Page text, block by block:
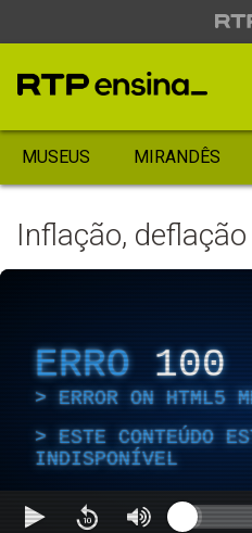
MUSEUS MIRANDÊS
Inflação,
ERRO 100
ERROR ON HTML5
ESTE CONTEÚDO
INDISPONÍVEL